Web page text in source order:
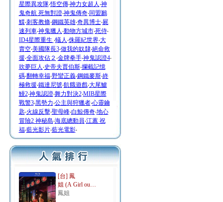
星際異攻隊‧悟空傳‧神力女超人 ‧神
鬼奇航 死無對證‧神鬼傳奇‧同盟鶼
鰈‧刺客教條‧鋼鐵英雄‧奇異博士‧屍
速列車‧神鬼獵人 ‧動物方城市‧死侍‧
ID4星際重生 ‧蟻人 ‧侏羅紀世界‧大
賣空‧美國隊長3‧做我的奴隸‧絕命救
援‧全面攻佔２ ‧金牌拳手‧神鬼認證4‧
吹夢巨人 ‧史帝夫賈伯斯‧攔截記憶
碼‧翻轉幸福‧野蠻正義‧鋼鐵麥斯‧終
極救援‧鐵達尼號‧飢餓遊戲‧大尾鱸
鰻2‧神鬼認證‧舞力對決2‧MIB星際
戰警3‧黑勢力‧公主與狩獵者‧心靈鑰
匙‧火線反擊‧聖母峰‧白鯨傳奇‧地心
冒險2 神秘島‧海底總動員‧江蕙 祝
福‧藍光影片‧藍光電影‧
[台] 鳳
姐 (A Girl ou…
鳳姐